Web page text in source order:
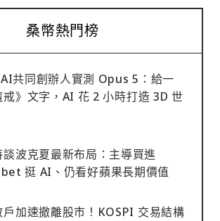
桑幣熱門榜
共同創辦人實測 Opus 5：給一
戒》文字，AI 花 2 小時打造 3D 世
談波克夏最新布局：主導買進
挺 AI、仍看好蘋果長期價值
戶加速撤離股市！KOSPI 交易結構